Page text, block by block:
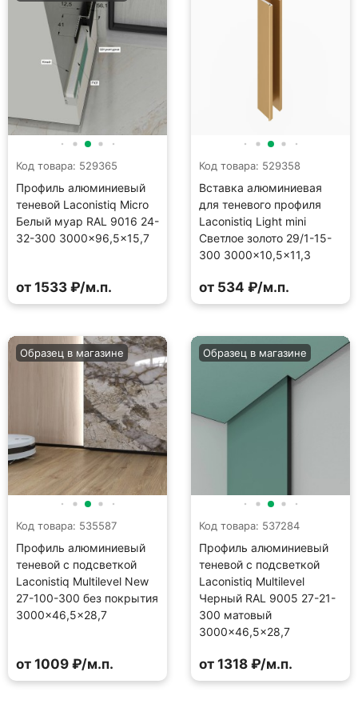
Код товара: 529365
Профиль алюминиевый
теневой Laconistiq Micro
Белый муар RAL 9016 24-
32-300 3000×96,5×15,7
от 1533 ₽/м.п.
Код товара: 529358
Вставка алюминиевая
для теневого профиля
Laconistiq Light mini
Светлое золото 29/1-15-
300 3000×10,5×11,3
от 534 ₽/м.п.
Код товара: 535587
Профиль алюминиевый
теневой с подсветкой
Laconistiq Multilevel New
27-100-300 без покрытия
3000×46,5×28,7
Образец в магазине
от 1009 ₽/м.п.
Код товара: 537284
Профиль алюминиевый
теневой с подсветкой
Laconistiq Multilevel
Черный RAL 9005 27-21-
300 матовый
3000×46,5×28,7
Образец в магазине
от 1318 ₽/м.п.